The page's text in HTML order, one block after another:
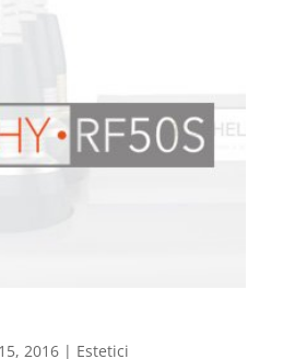
2016| Estetici